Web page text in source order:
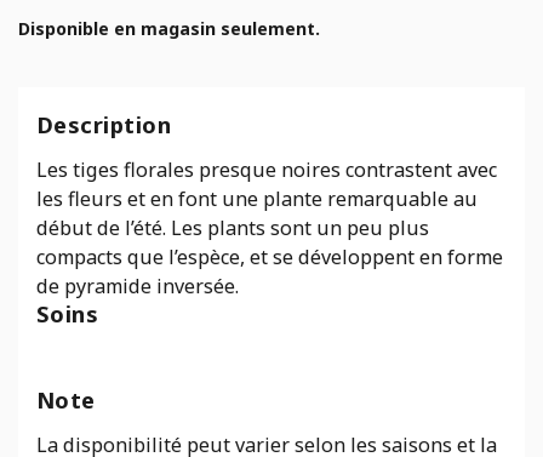
Disponible en magasin seulement.
Description
Les tiges florales presque noires contrastent avec
les fleurs et en font une plante remarquable au
début de l’été. Les plants sont un peu plus
compacts que l’espèce, et se développent en forme
de pyramide inversée.
Soins
Note
La disponibilité peut varier selon les saisons et la